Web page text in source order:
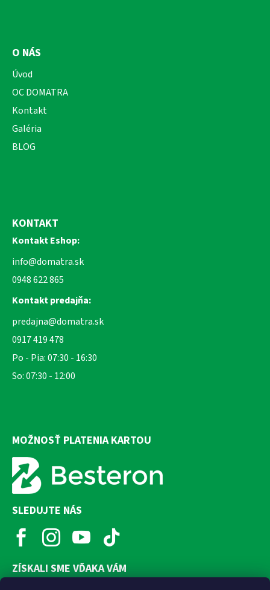
O NÁS
Úvod
OC DOMATRA
Kontakt
Galéria
BLOG
KONTAKT
Kontakt Eshop:
info@domatra.sk
0948 622 865
Kontakt predajňa:
predajna@domatra.sk
0917 419 478
Po - Pia: 07:30 - 16:30
So: 07:30 - 12:00
MOŽNOSŤ PLATENIA KARTOU
SLEDUJTE NÁS
ZÍSKALI SME VĎAKA VÁM